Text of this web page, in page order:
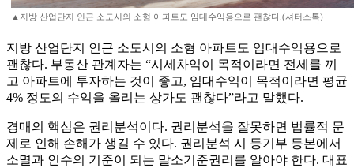
▲지방 산업단지 인근 소도시의 소형 아파트도 임대수익용으로 괜찮다.(셔터스톡)
지방 산업단지 인근 소도시의 소형 아파트도 임대수익용으로
괜찮다. 부동산 관계자는 “시세차익이 목적이라면 전세를 끼
고 아파트에 투자하는 것이 좋고, 임대수익이 목적이라면 평균
4% 정도의 수익을 올리는 상가도 괜찮다”라고 말했다.
경매의 핵심은 권리분석이다. 권리분석을 잘못하면 법률적 문
제로 인해 손해가 생길 수 있다. 권리분석 시 등기부 등본에서
소멸과 인수의 기준이 되는 말소기준권리를 알아야 한다. 대표